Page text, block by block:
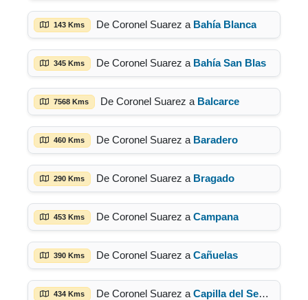
143 Kms De Coronel Suarez a Bahía Blanca
345 Kms De Coronel Suarez a Bahía San Blas
7568 Kms De Coronel Suarez a Balcarce
460 Kms De Coronel Suarez a Baradero
290 Kms De Coronel Suarez a Bragado
453 Kms De Coronel Suarez a Campana
390 Kms De Coronel Suarez a Cañuelas
434 Kms De Coronel Suarez a Capilla del Señor